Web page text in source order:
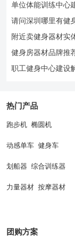
单位体能训练中心
请问深圳哪里有健
附近卖健身器材实
健身房器材品牌推
职工健身中心建设
热门产品
跑步机 椭圆机
动感单车 健身车
划船器 综合训练器
力量器材 按摩器材
团购方案